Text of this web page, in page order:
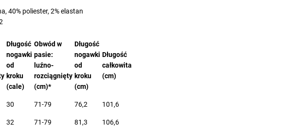
40% poliester, 2% elastan
Długość
nogawki
od
kroku
(cale)
Obwód w
pasie:
luźno-
rozciągnięty
(cm)*
Długość
nogawki
od
kroku
(cm)
Długość
całkowita
(cm)
30 71-79 76,2 101,6
32 71-79 81,3
106,6